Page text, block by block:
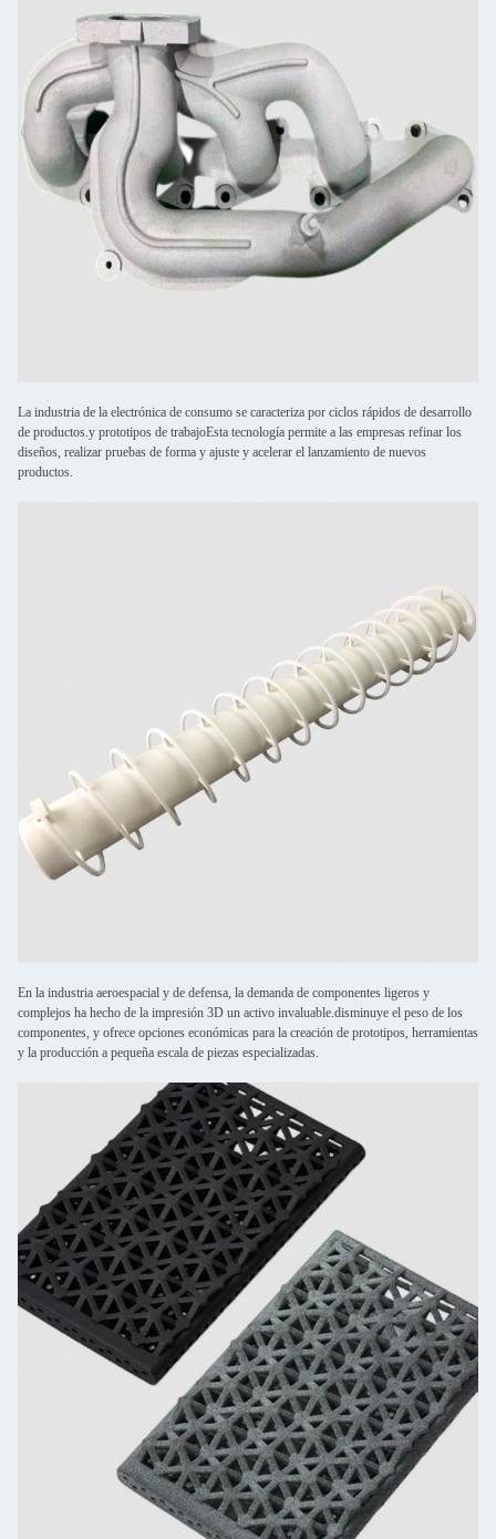
La industria de la electrónica de consumo se caracteriza por ciclos rápidos de desarrollo
de productos.y prototipos de trabajoEsta tecnología permite a las empresas refinar los
diseños, realizar pruebas de forma y ajuste y acelerar el lanzamiento de nuevos
productos.
En la industria aeroespacial y de defensa, la demanda de componentes ligeros y
complejos ha hecho de la impresión 3D un activo invaluable.disminuye el peso de los
componentes, y ofrece opciones económicas para la creación de prototipos, herramientas
y la producción a pequeña escala de piezas especializadas.